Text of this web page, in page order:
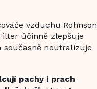
vzduchu Rohnson
účinně zlepšuje
současně neutralizuje
pachy i prach